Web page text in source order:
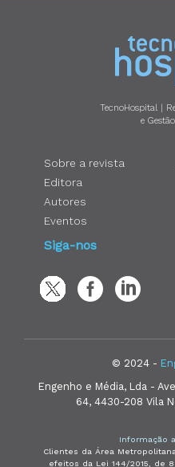
TecnoHospital |
e
Sobre a revista
Editora
Autores
Eventos
Siga-nos
© 2024 -
Engenho e Média, Lda -
64, 4430-208 Vila
Informação
Clientes da Área
efeitos da Lei 144/2015, de